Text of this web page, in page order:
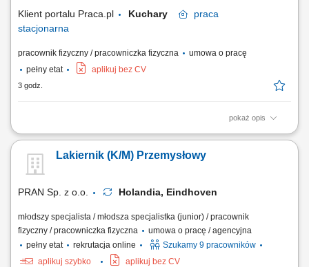
Klient portalu Praca.pl Kuchary
praca
stacjonarna
pracownik fizyczny / pracowniczka fizyczna
umowa o pracę
pełny etat
aplikuj bez CV
3 godz.
pokaż opis
Obsługa oraz kontrola pracy maszyn i linii lakierniczej.
lakierowania. Ustawianie parametrów urządzeń zgodnie z
wymaganiami produkcji. Kontrola jakości wykonanych powłok
Lakiernik (K/M) Przemysłowy
PRAN Sp. z o.o. Holandia, Eindhoven
młodszy specjalista / młodsza specjalistka (junior) / pracownik
fizyczny / pracowniczka fizyczna
umowa o pracę / agencyjna
pełny etat
rekrutacja online
Szukamy 9 pracowników
aplikuj szybko
aplikuj bez CV